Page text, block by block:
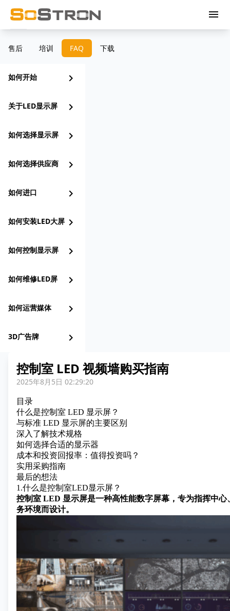
menu
售后 培训 FAQ 下载
如何开始 chevron_right
关于LED显示屏 chevron_right
如何选择显示屏 chevron_right
如何选择供应商 chevron_right
如何进口 chevron_right
如何安装LED大屏 chevron_right
如何控制显示屏 chevron_right
如何维修LED屏 chevron_right
如何运营媒体 chevron_right
3D广告牌 chevron_right
控制室 LED 视频墙购买指南
2025年8月5日 02:29:20
目录
什么是控制室 LED 显示屏？
与标准 LED 显示屏的主要区别
深入了解技术规格
如何选择合适的显示器
成本和投资回报率：值得投资吗？
实用采购指南
最后的想法
1.什么是控制室LED显示屏？
控制室 LED 显示屏是一种高性能数字屏幕，专为指挥中
务环境而设计。